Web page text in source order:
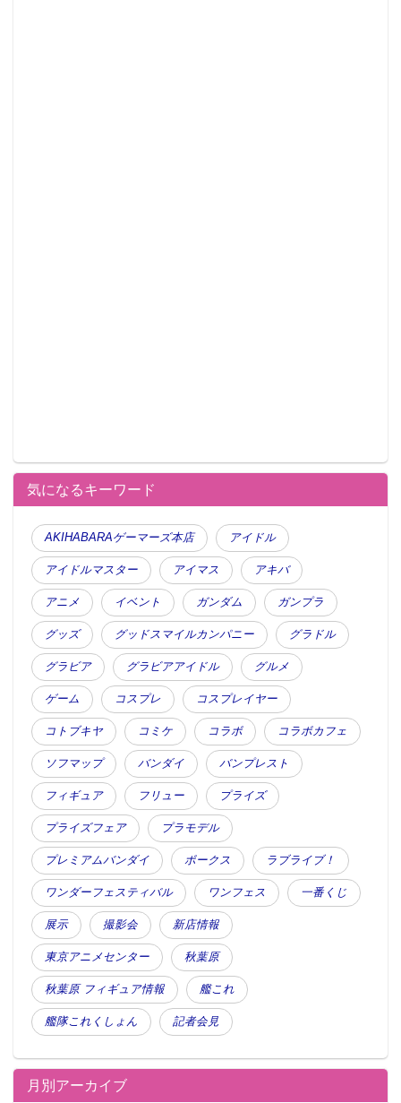
気になるキーワード
AKIHABARAゲーマーズ本店 アイドル
アイドルマスター アイマス アキバ
アニメ イベント ガンダム ガンプラ
グッズ グッドスマイルカンパニー グラドル
グラビア グラビアアイドル グルメ
ゲーム コスプレ コスプレイヤー
コトブキヤ コミケ コラボ コラボカフェ
ソフマップ バンダイ バンプレスト
フィギュア フリュー プライズ
プライズフェア プラモデル
プレミアムバンダイ ボークス ラブライブ！
ワンダーフェスティバル ワンフェス 一番くじ
展示 撮影会 新店情報
東京アニメセンター 秋葉原
秋葉原 フィギュア情報 艦これ
艦隊これくしょん 記者会見
月別アーカイブ